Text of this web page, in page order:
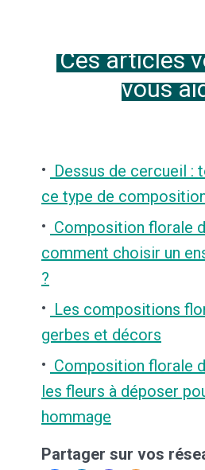
Ces articles
vous
Dessus de cercueil :
ce type de
Composition florale
comment choisir un
?
Les compositions
gerbes et décors
Composition florale
les fleurs à déposer
hommage
Partager sur vos